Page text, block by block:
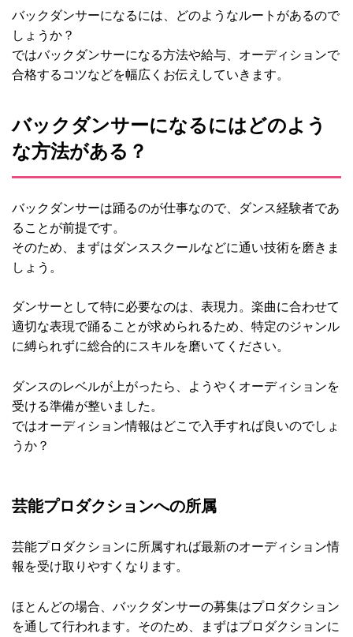
バックダンサーになるには、どのようなルートがあるので
しょうか？
ではバックダンサーになる方法や給与、オーディションで
合格するコツなどを幅広くお伝えしていきます。
バックダンサーになるにはどのよう
な方法がある？
バックダンサーは踊るのが仕事なので、ダンス経験者であ
ることが前提です。
そのため、まずはダンススクールなどに通い技術を磨きま
しょう。
ダンサーとして特に必要なのは、表現力。楽曲に合わせて
適切な表現で踊ることが求められるため、特定のジャンル
に縛られずに総合的にスキルを磨いてください。
ダンスのレベルが上がったら、ようやくオーディションを
受ける準備が整いました。
ではオーディション情報はどこで入手すれば良いのでしょ
うか？
芸能プロダクションへの所属
芸能プロダクションに所属すれば最新のオーディション情
報を受け取りやすくなります。
ほとんどの場合、バックダンサーの募集はプロダクション
を通して行われます。そのため、まずはプロダクションに